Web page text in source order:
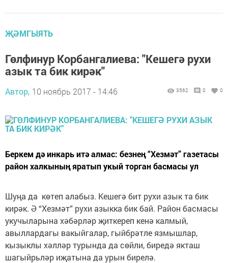
ҖӘМГЫЯТЬ
Гөлфинур Корбангалиева: "Кешегә рухи
азык та бик кирәк"
Автор, 10 ноябрь 2017 - 14:46 3562 0 0
Беркем дә инкарь итә алмас: безнең “Хезмәт” газетасы
район халкының яратып укый торган басмасы ул
Шуңа да көтеп алабыз. Кешегә бит рухи азык та бик
кирәк. Ә “Хезмәт” рухи азыкка бик бай. Район басмасы
укучыларына хәбәрләр җиткереп кенә калмый,
авыллардагы вакыйгалар, гыйбрәтле язмышлар,
кызыклы хәлләр турында да сөйли, биредә якташ
шагыйрьләр иҗатына да урын бирелә.